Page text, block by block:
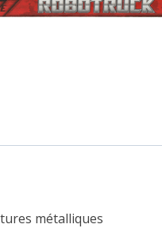
métalliques